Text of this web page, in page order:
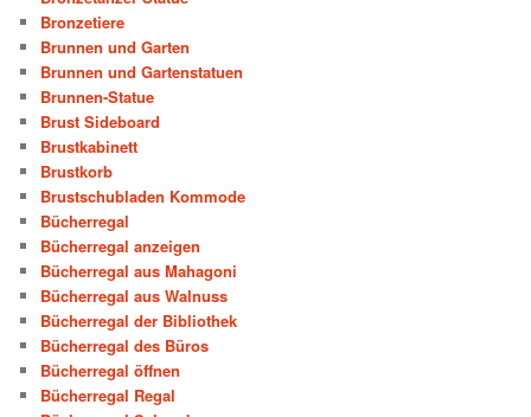
Bronzetiere
Brunnen und Garten
Brunnen und Gartenstatuen
Brunnen-Statue
Brust Sideboard
Brustkabinett
Brustkorb
Brustschubladen Kommode
Bücherregal
Bücherregal anzeigen
Bücherregal aus Mahagoni
Bücherregal aus Walnuss
Bücherregal der Bibliothek
Bücherregal des Büros
Bücherregal öffnen
Bücherregal Regal